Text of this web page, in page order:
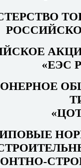
ЙСКОЕ
«ЕЭС
«
НТНО-